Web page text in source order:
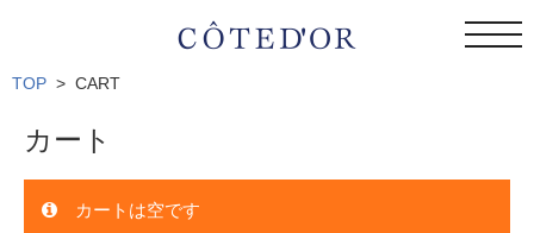
TOP CART
カート
カートは空です